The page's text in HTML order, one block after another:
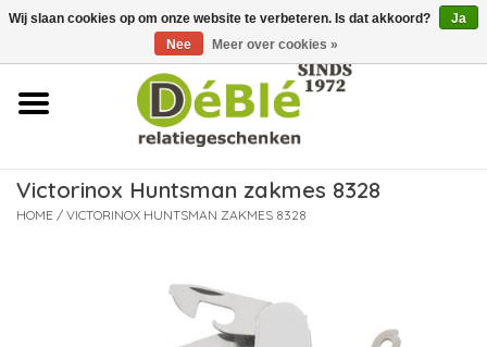
Over ons
Contact
Nieuws
Victorinox Huntsman zakmes 8328
HOME / VICTORINOX HUNTSMAN ZAKMES 8328
Wij slaan cookies op om onze website te verbeteren. Is dat akkoord?
Ja
Nee
Meer over cookies »